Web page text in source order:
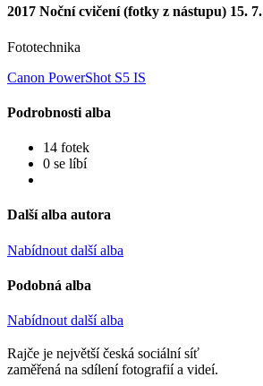
2017 Noční cvičení (fotky z nástupu) 15. 7.
Fototechnika
Canon PowerShot S5 IS
Podrobnosti alba
14 fotek
0 se líbí
Další alba autora
Nabídnout další alba
Podobná alba
Nabídnout další alba
Rajče je největší česká sociální síť
zaměřená na sdílení fotografií a videí.